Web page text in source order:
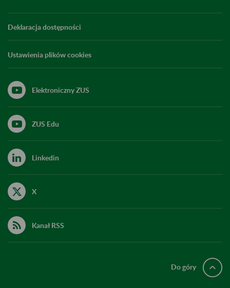
Deklaracja dostępności
Ustawienia plików cookies
Elektroniczny ZUS
ZUS Edu
Linkedin
X
Kanał RSS
Do góry